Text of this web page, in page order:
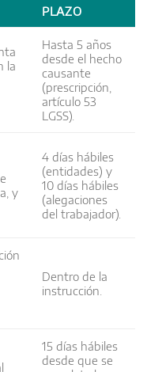
PLAZO
la
Hasta 5 años
desde el hecho
causante
(prescripción,
artículo 53
LGSS).
y
4 días hábiles
(entidades) y
10 días hábiles
(alegaciones
del trabajador).
Dentro de la
instrucción.
15 días hábiles
desde que se